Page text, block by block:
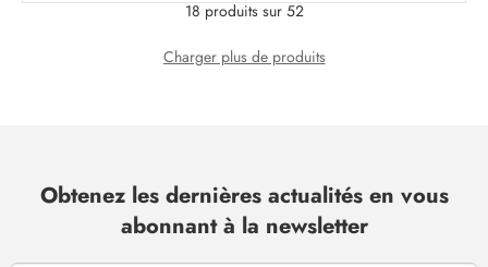
18 produits sur 52
Charger plus de produits
Obtenez les dernières actualités en vous
abonnant à la newsletter